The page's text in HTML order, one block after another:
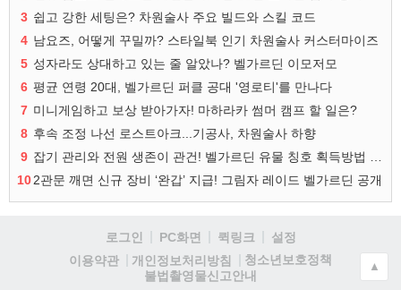
3 쉽고 강한 세팅은? 차원술사 주요 빌드와 스킬 코드
4 남요즈, 어떻게 꾸밀까? 스타일북 인기 차원술사 커스터마이즈
5 성자라도 상대하고 있는 줄 알았나? 벨가르딘 이모저모
6 평균 연령 20대, 벨가르딘 퍼클 공대 '영로티'를 만나다
7 미니게임하고 보상 받아가자! 마하라카 썸머 캠프 할 일은?
8 후속 조정 나선 로스트아크...기공사, 차원술사 하향
9
102관문 깨면 신규 장비 ‘완갑’ 지급! 그림자 레이드 벨가르딘 공개
로그인 PC화면 퀵링크
설정
이용약관
개인정보처리방침
청소년보호정책
불법촬영물신고안내
▲